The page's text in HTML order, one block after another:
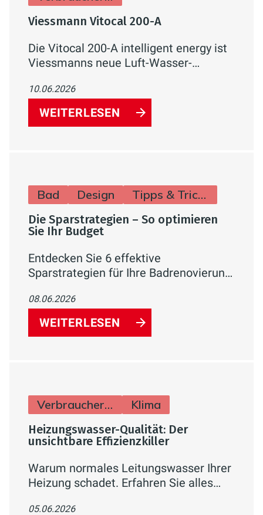
Viessmann Vitocal 200-A
Die Vitocal 200-A intelligent energy ist
Viessmanns neue Luft-Wasser-
Zweifamilienhäuser. Mit natürlichem
Kältemittel R290, bis zu 75 °C
Vorlauftemperatur und integrierter
10.06.2026
WEITERLESEN
Bad Design Tipps & Tricks
Die Sparstrategien – So optimieren
Sie Ihr Budget
Entdecken Sie 6 effektive
Sparstrategien für Ihre Badrenovierung
Fördermittel bis hin zu Eigenleistung.
So holen Sie das Maximum aus Ihrem
Budget heraus.
08.06.2026
WEITERLESEN
Verbraucherinfos Klima
Heizungswasser-Qualität: Der
unsichtbare Effizienzkiller
Warum normales Leitungswasser Ihrer
Heizung schadet. Erfahren Sie alles
Sie Heizkosten durch
05.06.2026